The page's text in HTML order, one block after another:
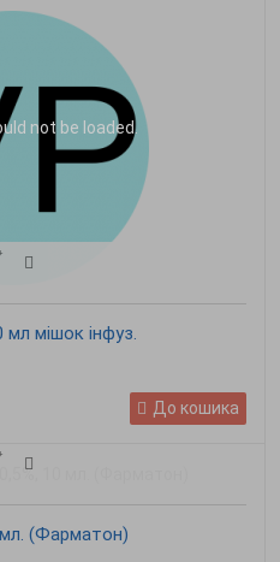
not be loaded.
мл мішок інфуз.
До кошика
мл. (Фарматон)